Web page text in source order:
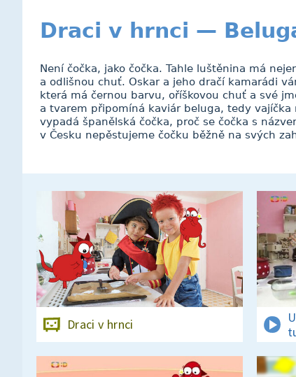
Draci v hrnci —
Není čočka, jako čočka. Tahle luštěnina má
a odlišnou chuť. Oskar a jeho dračí kamarádi
která má černou barvu, oříškovou chuť a své
a tvarem připomíná kaviár beluga, tedy
vypadá španělská čočka, proč se čočka s
v Česku nepěstujeme čočku běžně na svých
Draci v hrnci